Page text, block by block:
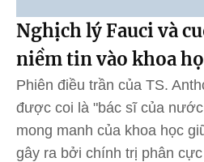
Nghịch lý Fauci và
niềm tin vào khoa
Phiên điều trần của TS.
được coi là "bác sĩ của
mong manh của khoa học
gây ra bởi chính trị phân